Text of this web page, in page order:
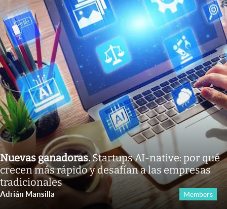
Nuevas ganadoras.Startups AI-native: por qué
crecen más rápido y desafían a las empresas
tradicionales
Adrián Mansilla Members